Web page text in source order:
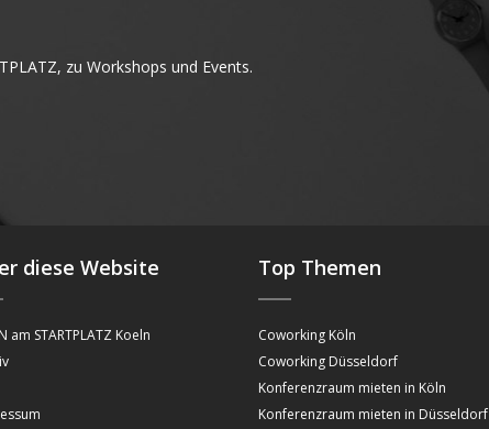
zu Workshops und Events.
diese Website
am STARTPLATZ Koeln
Top Themen
Coworking Köln
Coworking Düsseldorf
Konferenzraum mieten in Köln
Konferenzraum mieten in Düsseldorf